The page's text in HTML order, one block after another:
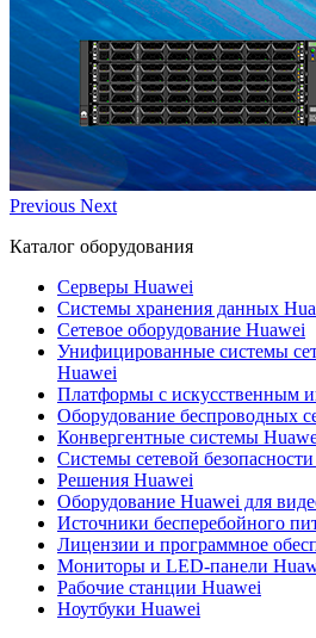
Previous Next
Каталог оборудования
Серверы Huawei
Системы хранения данных
Сетевое оборудование Huawei
Унифицированные системы
Huawei
Платформы с искусственным
Оборудование беспроводных
Конвергентные системы
Системы сетевой
Решения Huawei
Оборудование Huawei для
Источники бесперебойного
Лицензии и программное
Мониторы и LED-панели
Рабочие станции Huawei
Ноутбуки Huawei